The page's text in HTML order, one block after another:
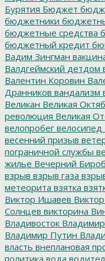
Бурятия Бюджет
бюджетники
бюджетные средства
бюджетный кредит
Вадим Зингман
Валдгеймский детдом
Валентин Коровин
Дранников вандализм
Великан Великая
революция Великая
велопробег велосипед
весенний призыв
пограничной службы
жилье Вечерний
взрыв взрыв газа
метеорита взятка
Виктор Ишавев
Солнцев викторина
Владивосток
Владимир Путин
власть внеплановая
политика вода